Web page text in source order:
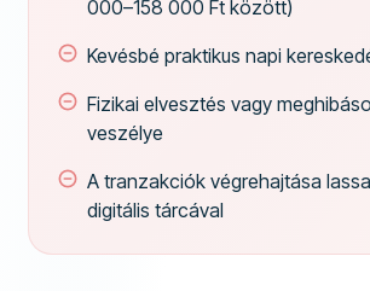
000–158 000 Ft között)
Kevésbé praktikus napi
Fizikai elvesztés vagy
veszélye
A tranzakciók végrehajtása
digitális tárcával